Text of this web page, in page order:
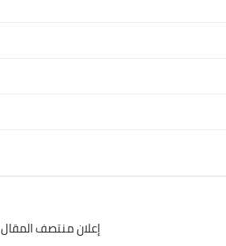
إعلان منتصف المقال